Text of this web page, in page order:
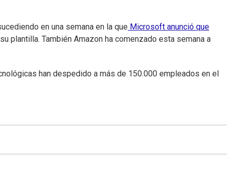
en una semana en la que Microsoft anunció que
plantilla. También Amazon ha comenzado esta semana a
han despedido a más de 150.000 empleados en el